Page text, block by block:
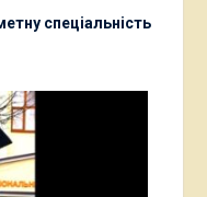
спеціальність